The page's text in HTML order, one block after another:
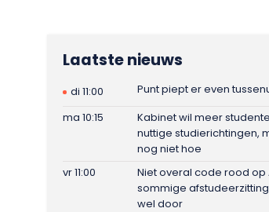
Laatste nieuws
di 11:00
Punt piept er even
ma 10:15
Kabinet wil meer
nuttige studierichtingen,
nog niet hoe
vr 11:00
Niet overal code rood op
sommige
wel door